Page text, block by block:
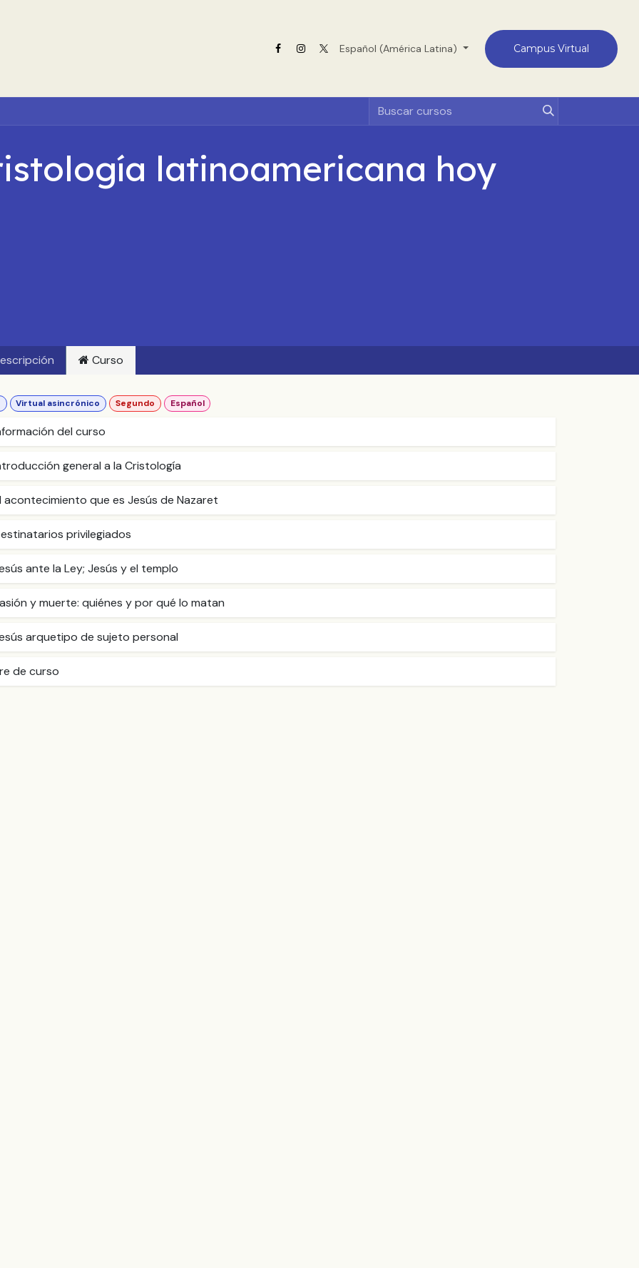
Revista Medellín Contacto
Español (América Latina) Campus Virtual
latinoamericana hoy
Curso
Virtual asincrónico Segundo Español
del curso
general a la Cristología
acontecimiento que es Jesús de Nazaret
privilegiados
ante la Ley; Jesús y el templo
y muerte: quiénes y por qué lo matan
arquetipo de sujeto personal
de curso